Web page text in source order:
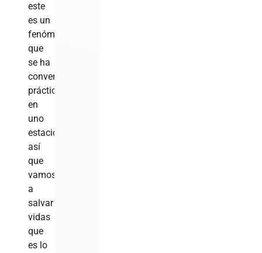
este
es un
fenómeno
que
se ha
convertido
prácticamente
en
uno
estacionario,
así
que
vamos
a
salvar
vidas
que
es lo